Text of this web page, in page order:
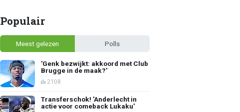
Populair
Meest gelezen Polls
'Genk bezwijkt: akkoord met Club
Brugge in de maak?'
2108
Transferschok! 'Anderlecht in
actie voor comeback Lukaku'